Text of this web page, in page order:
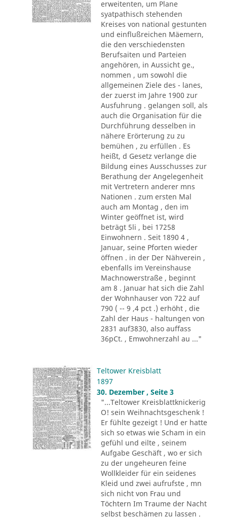
erweitenten, um Plane
syatpathisch stehenden
Kreises von national gestunten
und einflußreichen Mäemern,
die den verschiedensten
Berufsaiten und Parteien
angehören, in Aussicht ge.,
nommen , um sowohl die
allgemeinen Ziele des - lanes,
der zuerst im Jahre 1900 zur
Ausfuhrung . gelangen soll, als
auch die Organisation für die
Durchführung desselben in
nähere Erörterung zu zu
bemühen , zu erfüllen . Es
heißt, d Gesetz verlange die
Bildung eines Ausschusses zur
Berathung der Angelegenheit
mit Vertretern anderer mns
Nationen . zum ersten Mal
auch am Montag , den im
Winter geöffnet ist, wird
beträgt 5li , bei 17258
Einwohnern . Seit 1890 4 ,
Januar, seine Pforten wieder
öffnen . in der Der Nähverein ,
ebenfalls im Vereinshause
Machnowerstraße , beginnt
am 8 . Januar hat sich die Zahl
der Wohnhauser von 722 auf
790 ( -- 9 ,4 pct .) erhöht , die
Zahl der Haus - haltungen von
2831 auf3830, also auffass
36pCt. , Emwohnerzahl au ..."
Teltower Kreisblatt
1897
30. Dezember , Seite 3
"...Teltower Kreisblattknickerig
O! sein Weihnachtsgeschenk !
Er fühlte gezeigt ! Und er hatte
sich so etwas wie Scham in ein
gefühl und eilte , seinem
Aufgabe Geschäft , wo er sich
zu der ungeheuren feine
Wollkleider für ein seidenes
Kleid und zwei aufrufste , mn
sich nicht von Frau und
Töchtern Im Traume der Nacht
selbst beschämen zu lassen .